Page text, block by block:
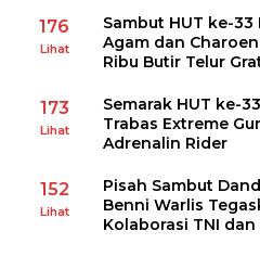
176
Lihat
Sambut HUT ke-
Agam dan
Ribu Butir Telur
173
Lihat
Semarak HUT ke-
Trabas Extreme
Adrenalin Rider
152
Lihat
Pisah Sambut
Benni Warlis
Kolaborasi TNI dan